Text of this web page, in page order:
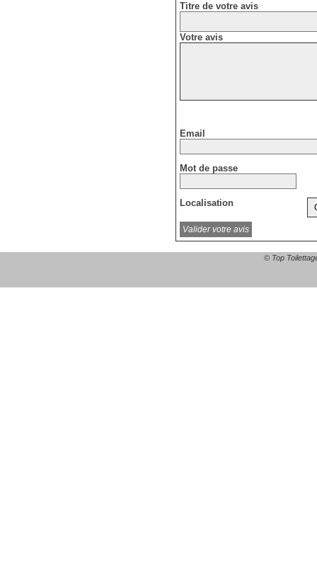
Titre de votre avis
Votre avis
Email
Mot de passe
Localisation
© Top